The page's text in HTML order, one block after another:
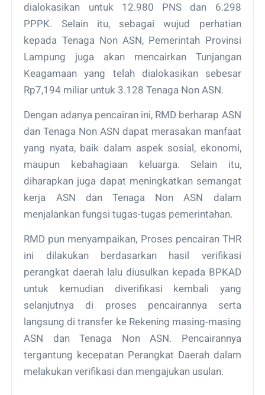
dialokasikan untuk 12.980 PNS dan 6.298
PPPK. Selain itu, sebagai wujud perhatian
kepada Tenaga Non ASN, Pemerintah Provinsi
Lampung juga akan mencairkan Tunjangan
Keagamaan yang telah dialokasikan sebesar
Rp7,194 miliar untuk 3.128 Tenaga Non ASN.
Dengan adanya pencairan ini, RMD berharap ASN
dan Tenaga Non ASN dapat merasakan manfaat
yang nyata, baik dalam aspek sosial, ekonomi,
maupun kebahagiaan keluarga. Selain itu,
diharapkan juga dapat meningkatkan semangat
kerja ASN dan Tenaga Non ASN dalam
menjalankan fungsi tugas-tugas pemerintahan.
RMD pun menyampaikan, Proses pencairan THR
ini dilakukan berdasarkan hasil verifikasi
perangkat daerah lalu diusulkan kepada BPKAD
untuk kemudian diverifikasi kembali yang
selanjutnya di proses pencairannya serta
langsung di transfer ke Rekening masing-masing
ASN dan Tenaga Non ASN. Pencairannya
tergantung kecepatan Perangkat Daerah dalam
melakukan verifikasi dan mengajukan usulan.